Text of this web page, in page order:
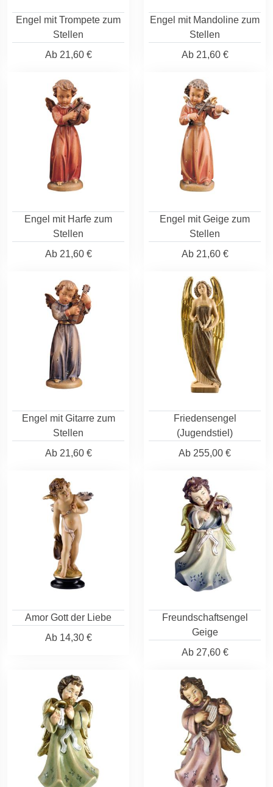
Engel mit Trompete zum
Stellen
Ab21,60 €
Engel mit Mandoline zum
Stellen
Ab21,60 €
Engel mit Harfe zum
Stellen
Ab21,60 €
Engel mit Geige zum
Stellen
Ab21,60 €
Engel mit Gitarre zum
Stellen
Ab21,60 €
Friedensengel
(Jugendstiel)
Ab 255,00 €
Amor Gott der Liebe
Ab14,30 €
Freundschaftsengel
Geige
Ab27,60 €